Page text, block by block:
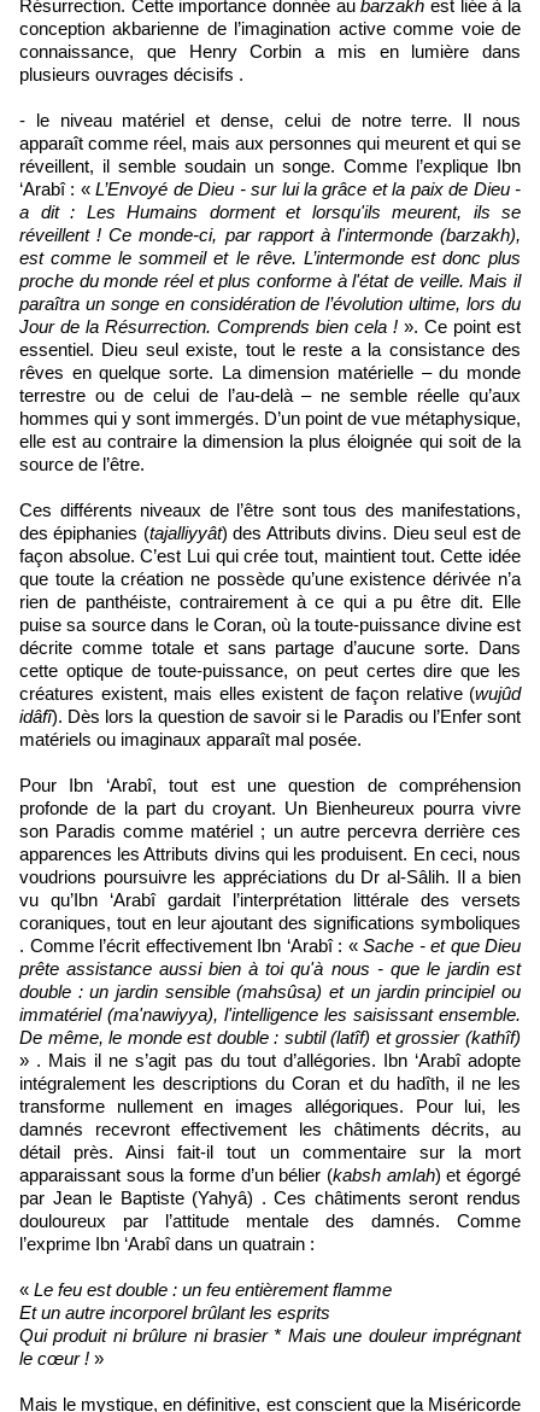
Résurrection. Cette importance donnée aubarzakh est liée à la
conception akbarienne de l’imagination active comme voie de
connaissance, que Henry Corbin a mis en lumière dans
plusieurs ouvrages décisifs .
- le niveau matériel et dense, celui de notre terre. Il nous
apparaît comme réel, mais aux personnes qui meurent et qui se
réveillent, il semble soudain un songe. Comme l’explique Ibn
‘Arabî : «L’Envoyé de Dieu - sur lui la grâce et la paix de Dieu -
a dit : Les Humains dorment et lorsqu'ils meurent, ils se
réveillent ! Ce monde-ci, par rapport à l'intermonde (barzakh),
est comme le sommeil et le rêve. L’intermonde est donc plus
proche du monde réel et plus conforme à l'état de veille. Mais il
paraîtra un songe en considération de l’évolution ultime, lors du
Jour de la Résurrection. Comprends bien cela ! ». Ce point est
essentiel. Dieu seul existe, tout le reste a la consistance des
rêves en quelque sorte. La dimension matérielle – du monde
terrestre ou de celui de l’au-delà – ne semble réelle qu’aux
hommes qui y sont immergés. D’un point de vue métaphysique,
elle est au contraire la dimension la plus éloignée qui soit de la
source de l’être.
Ces différents niveaux de l’être sont tous des manifestations,
des épiphanies (tajalliyyât) des Attributs divins. Dieu seul est de
façon absolue. C’est Lui qui crée tout, maintient tout. Cette idée
que toute la création ne possède qu’une existence dérivée n’a
rien de panthéiste, contrairement à ce qui a pu être dit. Elle
puise sa source dans le Coran, où la toute-puissance divine est
décrite comme totale et sans partage d’aucune sorte. Dans
cette optique de toute-puissance, on peut certes dire que les
créatures existent, mais elles existent de façon relative (wujûd
idâfî). Dès lors la question de savoir si le Paradis ou l’Enfer sont
matériels ou imaginaux apparaît mal posée.
Pour Ibn ‘Arabî, tout est une question de compréhension
profonde de la part du croyant. Un Bienheureux pourra vivre
son Paradis comme matériel ; un autre percevra derrière ces
apparences les Attributs divins qui les produisent. En ceci, nous
voudrions poursuivre les appréciations du Dr al-Sâlih. Il a bien
vu qu’Ibn ‘Arabî gardait l’interprétation littérale des versets
coraniques, tout en leur ajoutant des significations symboliques
. Comme l’écrit effectivement Ibn ‘Arabî : « Sache - et que Dieu
prête assistance aussi bien à toi qu'à nous - que le jardin est
double : un jardin sensible (mahsûsa) et un jardin principiel ou
immatériel (ma'nawiyya), l'intelligence les saisissant ensemble.
De même, le monde est double : subtil (latîf) et grossier (kathîf)
» . Mais il ne s’agit pas du tout d’allégories. Ibn ‘Arabî adopte
intégralement les descriptions du Coran et du hadîth, il ne les
transforme nullement en images allégoriques. Pour lui, les
damnés recevront effectivement les châtiments décrits, au
détail près. Ainsi fait-il tout un commentaire sur la mort
apparaissant sous la forme d’un bélier (kabsh amlah) et égorgé
par Jean le Baptiste (Yahyâ) . Ces châtiments seront rendus
douloureux par l’attitude mentale des damnés. Comme
l’exprime Ibn ‘Arabî dans un quatrain :
« Le feu est double : un feu entièrement flamme
Et un autre incorporel brûlant les esprits
Qui produit ni brûlure ni brasier * Mais une douleur imprégnant
le cœur ! »
Mais le mystique, en définitive, est conscient que la Miséricorde